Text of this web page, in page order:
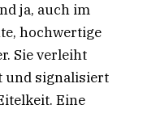
ja, auch im
hochwertige
Sie verleiht
und signalisiert
Eine